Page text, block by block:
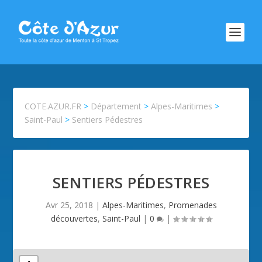
COTE.AZUR.FR > Département >Alpes-Maritimes >
Saint-Paul > Sentiers Pédestres
SENTIERS PÉDESTRES
Avr 25, 2018 | Alpes-Maritimes, Promenades
découvertes, Saint-Paul | 0 |